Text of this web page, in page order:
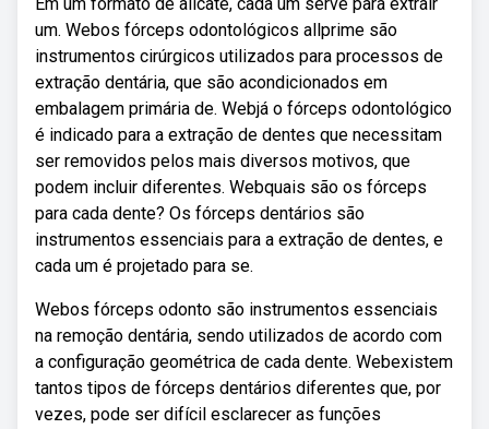
um. Webos fórceps odontológicos allprime são
instrumentos cirúrgicos utilizados para processos de
extração dentária, que são acondicionados em
embalagem primária de. Webjá o fórceps odontológico
é indicado para a extração de dentes que necessitam
ser removidos pelos mais diversos motivos, que
podem incluir diferentes. Webquais são os fórceps
para cada dente? Os fórceps dentários são
instrumentos essenciais para a extração de dentes, e
cada um é projetado para se.
Webos fórceps odonto são instrumentos essenciais
na remoção dentária, sendo utilizados de acordo com
a configuração geométrica de cada dente. Webexistem
tantos tipos de fórceps dentários diferentes que, por
vezes, pode ser difícil esclarecer as funções